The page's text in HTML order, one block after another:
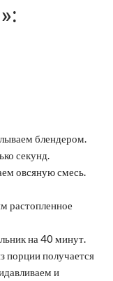
блендером.
секунд.
овсяную смесь.
растопленное
на 40 минут.
порции получается
и